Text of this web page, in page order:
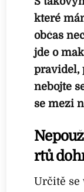
které
občas
jde o
pravidel,
nebojte
se mezi
rtů
Určitě se